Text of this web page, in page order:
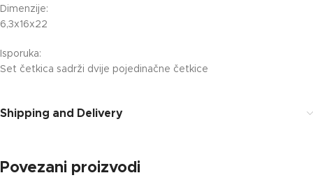
Dimenzije:
6,3x16x22
Isporuka:
Set četkica sadrži dvije pojedinačne četkice
Shipping and Delivery
Povezani proizvodi